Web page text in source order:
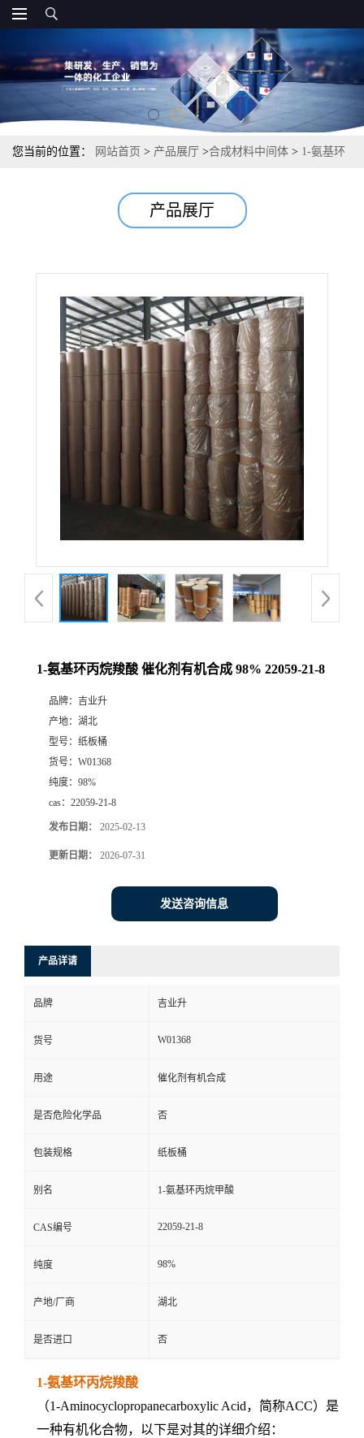
您当前的位置： 网站首页 > 产品展厅 >合成材料中间体 > 1-氨基环
产品展厅
1-氨基环丙烷羧酸 催化剂有机合成 98% 22059-21-8
品牌： 吉业升
产地： 湖北
型号： 纸板桶
货号： W01368
纯度： 98%
cas： 22059-21-8
发布日期： 2025-02-13
更新日期： 2026-07-31
发送咨询信息
产品详请
品牌 吉业升
货号 W01368
用途 催化剂有机合成
是否危险化学品 否
包装规格 纸板桶
别名 1-氨基环丙烷甲酸
CAS编号 22059-21-8
纯度 98%
产地/厂商 湖北
是否进口 否
1-氨基环丙烷羧酸
（1-Aminocyclopropanecarboxylic Acid，简称ACC）是
一种有机化合物，以下是对其的详细介绍：